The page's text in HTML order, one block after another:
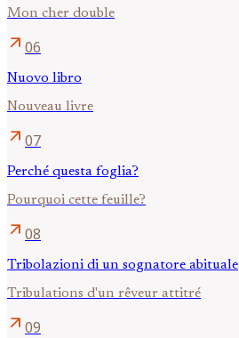
Mon cher double
arrow_outward 06
Nuovo libro
Nouveau livre
arrow_outward 07
Perché questa foglia?
Pourquoi cette feuille?
arrow_outward 08
Tribolazioni di un sognatore abituale
Tribulations d'un rêveur attitré
arrow_outward 09